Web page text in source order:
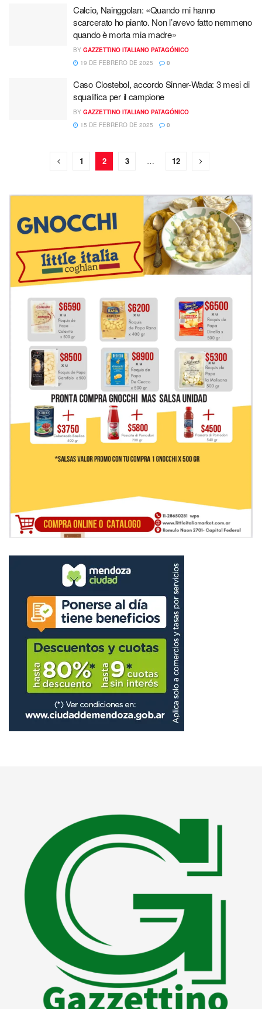
Calcio, Nainggolan: «Quando mi hanno
scarcerato ho pianto. Non l’avevo fatto nemmeno
quando è morta mia madre»
BY GAZZETTINO ITALIANO PATAGÓNICO
19 DE FEBRERO DE 2025
0
Caso Clostebol, accordo Sinner-Wada: 3 mesi di
squalifica per il campione
BY GAZZETTINO ITALIANO PATAGÓNICO
15 DE FEBRERO DE 2025
0
1 2 3 … 12